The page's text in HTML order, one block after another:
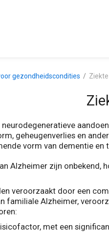
gezondheidscondities
neurodegeneratieve
geheugenverlies en
vorm van dementie
Alzheimer zijn
veroorzaakt door een
familiale Alzheimer,
met een